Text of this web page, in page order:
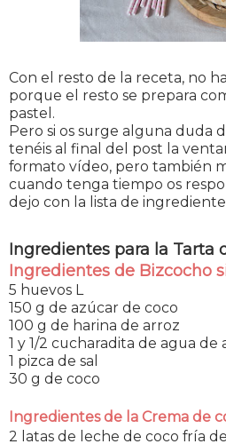
Con el resto de la receta, no
porque el resto se prepara
pastel.
Pero si os surge alguna duda
tenéis al final del post la
formato vídeo, pero también
cuando tenga tiempo os
dejo con la lista de
Ingredientes para la Tarta
Ingredientes de Bizcocho
5 huevos L
150 g de azúcar de coco
100 g de harina de arroz
1 y 1/2 cucharadita de agua de
1 pizca de sal
30 g de coco
Ingredientes de la Crema de
2 latas de leche de coco fría